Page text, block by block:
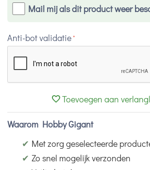
Mail mij als dit product weer
Anti-bot validatie
Toevoegen aan
Waarom Hobby Gigant
✔ Met zorg geselecteerde
✔ Zo snel mogelijk verzonden